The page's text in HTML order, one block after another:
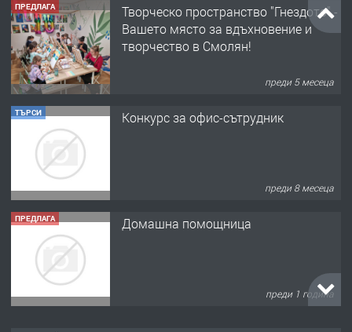
ПРЕДЛАГА
Творческо пространство "Гнездото" -
Вашето място за вдъхновение и
творчество в Смолян!
преди 5 месеца
ТЪРСИ Конкурс за офис-сътрудник
преди 8 месеца
ПРЕДЛАГА Домашна помощница
преди 1 година